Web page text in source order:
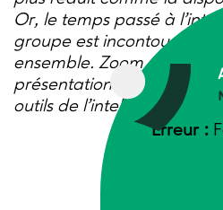
Erreur :
Or, le temps passé à
groupe est incontournable
ensemble. Zoom sur un
présentation décrit dans
outils de l’intelligence